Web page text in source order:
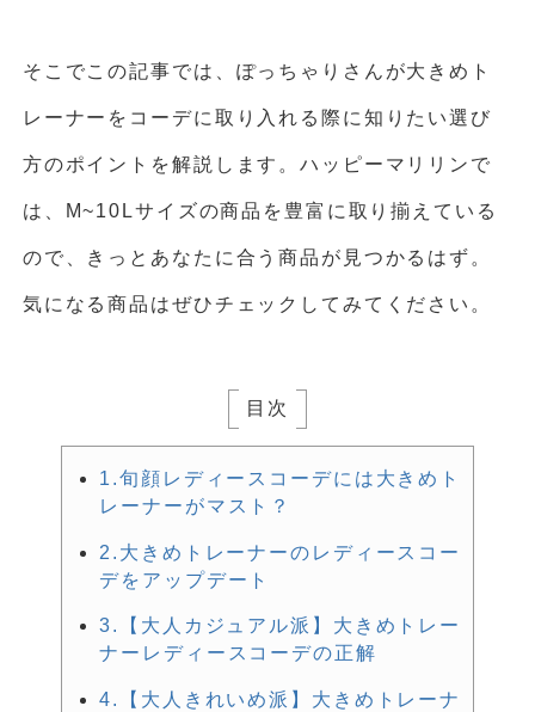
そこでこの記事では、ぽっちゃりさんが大きめト
レーナーをコーデに取り入れる際に知りたい選び
方のポイントを解説します。ハッピーマリリンで
は、M~10Lサイズの商品を豊富に取り揃えている
ので、きっとあなたに合う商品が見つかるはず。
気になる商品はぜひチェックしてみてください。
目次
1.旬顔レディースコーデには大きめト
レーナーがマスト？
2.大きめトレーナーのレディースコー
デをアップデート
3.【大人カジュアル派】大きめトレー
ナーレディースコーデの正解
4.【大人きれいめ派】大きめトレーナ